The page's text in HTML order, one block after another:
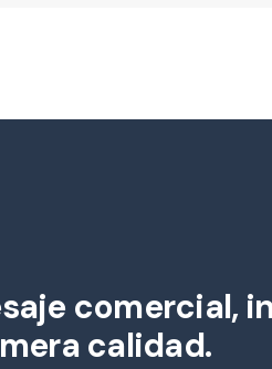
comercial,
calidad.